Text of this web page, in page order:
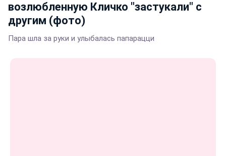
возлюбленную Кличко "застукали" с
другим (фото)
Пара шла за руки и улыбалась папарацци